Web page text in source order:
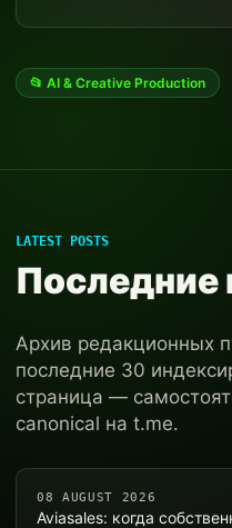
📂 AI & Creative Production
LATEST POSTS
Последние
Архив редакционных
последние 30
страница —
canonical на t.me.
08 AUGUST 2026
Aviasales: когда